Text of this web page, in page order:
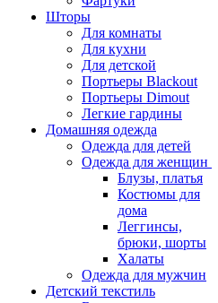
Шторы
Для комнаты
Для кухни
Для детской
Портьеры Blackout
Портьеры Dimout
Легкие гардины
Домашняя одежда
Одежда для детей
Одежда для женщин
Блузы, платья
Костюмы для
дома
Леггинсы,
брюки, шорты
Халаты
Одежда для мужчин
Детский текстиль